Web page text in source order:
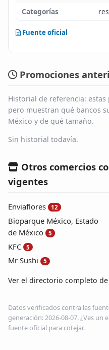
Categorías
Fuente oficial
Promociones
Historial de referencia:
pero muestran qué bancos
México y de qué tamaño.
Sin historial todavía.
Otros comercios
vigentes
Enviaflores 12
Bioparque México, Estado
de México
5
KFC 5
Mr Sushi 5
Ver el directorio completo de
Datos verificados contra las
generación: 2026-08-07. ¿Ves un
fuente oficial para cotejar.